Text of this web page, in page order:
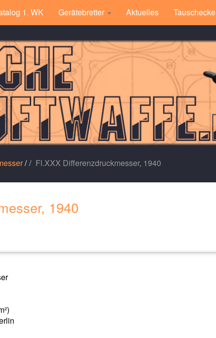
1. WK Gerätebretter Aktuelles Tauschecke
/ Fl.XXX Differenzdruckmesser, 1940
1940